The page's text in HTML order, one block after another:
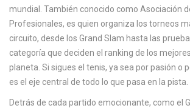
mundial
. También conocido como Asociación
Profesionales, es quien organiza los torneos
circuito, desde los Grand Slam hasta las
categoría que deciden el ranking de los
planeta. Si sigues el tenis, ya sea por pasión o
es el eje central de todo lo que pasa en la pista.
Detrás de cada partido emocionante, como el